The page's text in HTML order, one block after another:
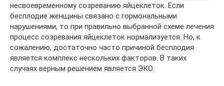
несвоевременному созреванию яйцеклеток. Если
бесплодие женщины связано с гормональными
нарушениями, то при правильно выбранной схеме лечения
процесс созревания яйцеклеток нормализуется. Но, к
сожалению, достаточно часто причиной бесплодия
является комплекс нескольких факторов. В таких
случаях верным решением является ЭКО.